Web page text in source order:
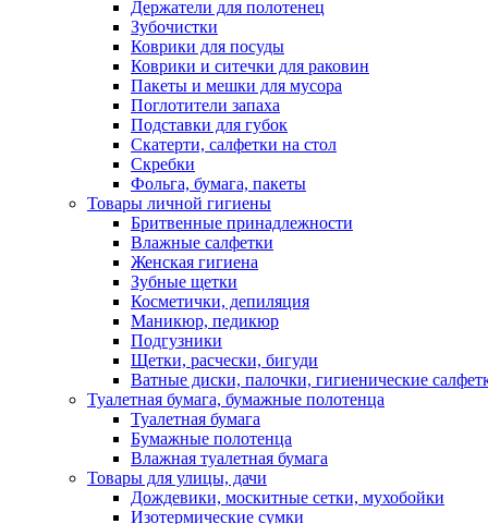
Держатели для полотенец
Зубочистки
Коврики для посуды
Коврики и ситечки для раковин
Пакеты и мешки для мусора
Поглотители запаха
Подставки для губок
Скатерти, салфетки на стол
Скребки
Фольга, бумага, пакеты
Товары личной гигиены
Бритвенные принадлежности
Влажные салфетки
Женская гигиена
Зубные щетки
Косметички, депиляция
Маникюр, педикюр
Подгузники
Щетки, расчески, бигуди
Ватные диски, палочки, гигиенические
Туалетная бумага, бумажные полотенца
Туалетная бумага
Бумажные полотенца
Влажная туалетная бумага
Товары для улицы, дачи
Дождевики, москитные сетки, мухобойки
Изотермические сумки